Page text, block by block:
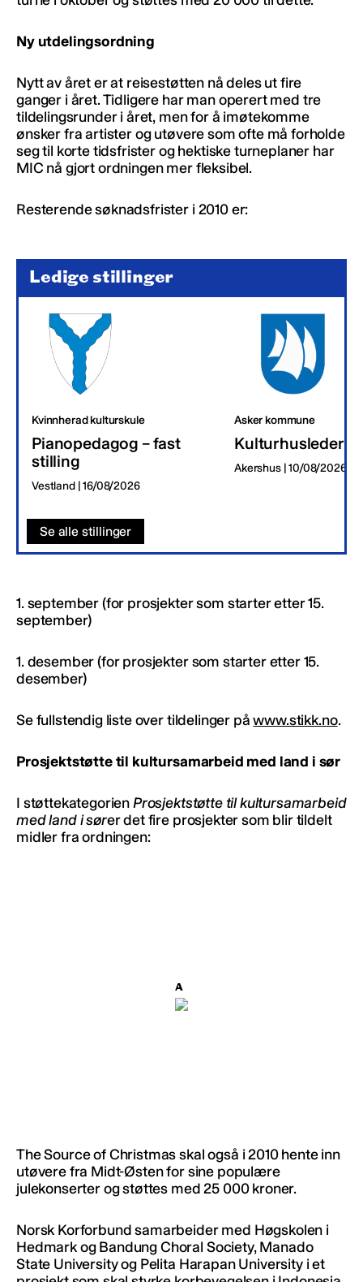
Ny utdelingsordning
Nytt av året er at reisestøtten nå deles ut fire
ganger i året. Tidligere har man operert med tre
tildelingsrunder i året, men for å imøtekomme
ønsker fra artister og utøvere som ofte må forholde
seg til korte tidsfrister og hektiske turneplaner har
MIC nå gjort ordningen mer fleksibel.
Resterende søknadsfrister i 2010 er:
Ledige stillinger
Kvinnherad kulturskule
Pianopedagog – fast
stilling
Vestland | 16/08/2026
Asker kommune
Kulturhusleder
Akershus | 10/08/2026
Se alle stillinger
1. september (for prosjekter som starter etter 15.
september)
1. desember (for prosjekter som starter etter 15.
desember)
Se fullstendig liste over tildelinger påwww.stikk.no.
Prosjektstøtte til kultursamarbeid med land i sør
I støttekategorienProsjektstøtte til kultursamarbeid
med land i sører det fire prosjekter som blir tildelt
midler fra ordningen:
The Source of Christmas skal også i 2010 hente inn
utøvere fra Midt-Østen for sine populære
julekonserter og støttes med 25 000 kroner.
Norsk Korforbund samarbeider med Høgskolen i
Hedmark og Bandung Choral Society, Manado
State University og Pelita Harapan University i et